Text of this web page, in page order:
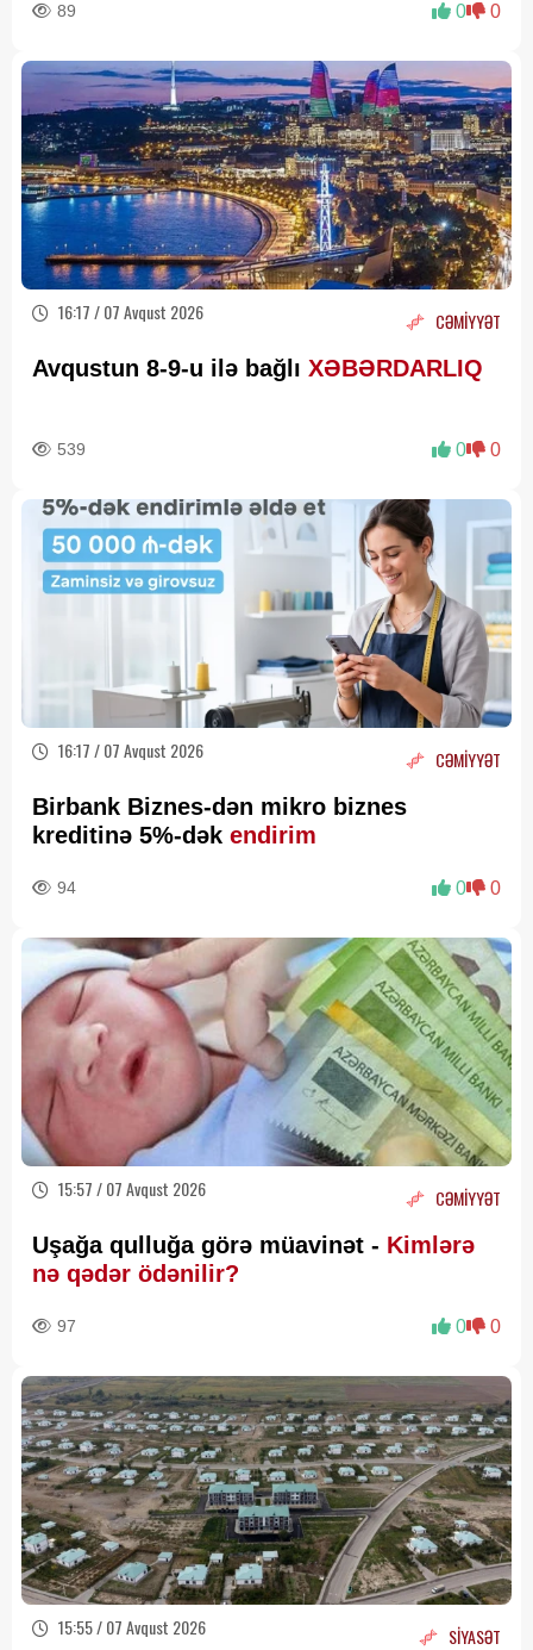
89 0 0
16:17 / 07 Avqust 2026 CƏMİYYƏT
Avqustun 8-9-u ilə bağlı XƏBƏRDARLIQ
539 0 0
16:17 / 07 Avqust 2026 CƏMİYYƏT
Birbank Biznes-dən mikro biznes
kreditinə 5%-dək endirim
94 0 0
15:57 / 07 Avqust 2026 CƏMİYYƏT
Uşağa qulluğa görə müavinət - Kimlərə
nə qədər ödənilir?
97 0 0
15:55 / 07 Avqust 2026 SİYASƏT